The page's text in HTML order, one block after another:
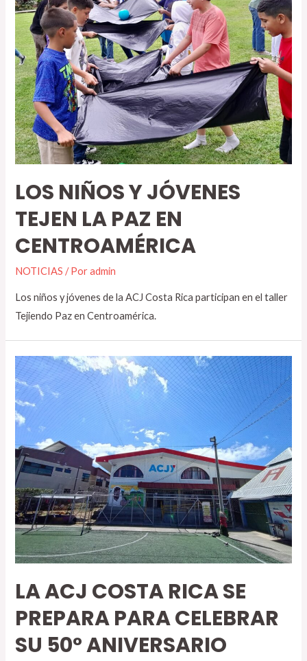
LOS NIÑOS Y JÓVENES
TEJEN LA PAZ EN
CENTROAMÉRICA
NOTICIAS / Poradmin
Los niños y jóvenes de la ACJ Costa Rica participan en el taller
Tejiendo Paz en Centroamérica.
LA ACJ COSTA RICA SE
PREPARA PARA CELEBRAR
SU 50° ANIVERSARIO